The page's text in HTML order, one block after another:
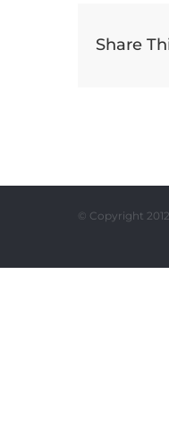
Share
© Copyright